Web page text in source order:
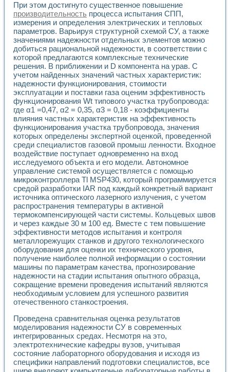
Развитие LabVIEW лабораторного практикума по
Разработка виртуальной лаборатории по электротехнике
Усовершенствованные алгоритмы частотного анализа
Об опыте работы учебного центра «Технологии
Технологии NI в магистерской программе «Прикладная
Система диагностики двигателей постоянного тока
Автоматизированный стенд формирования
Лабораторный практикум по курсу ИИС на базе
Партнеры
Академические и отраслевые институты
Учебные заведения
Бизнес
Контакты
При этом достигнуто существенное повышение
производительность процесса испытания СПП,
измерения и определения электрических и тепловых
параметров. Варьируя структурной схемой СУ, а также
значениями надежности отдельных элементов можно
добиться рациональной надежности, в соответствии с
которой предлагаются комплексные технические
решения. В приближении и D компонента на урав. С
учетом найденных значений частных характеристик:
надежности функционирования, стоимости
эксплуатации и поставки газа оценим эффективность
функционирования Wt типового участка трубопровода:
где α1 =0,47, α2 = 0,35, α3 = 0,18 - коэффициенты
влияния частных характеристик на эффективность
функционирования участка трубопровода, значения
которых определены экспертной оценкой, проведенной
среди специалистов газовой промыш ленности. Входное
воздействие поступает одновременно на вход
исследуемого объекта и его модели. Автономное
управление системой осуществляется с помощью
микроконтроллера Tl MSP430, который программируется
средой разработки IAR под каждый конкретный вариант
источника оптического лазерного излучения, с учетом
распространения температуры в активной
термокомпенсирующей части системы. Кольцевых швов
и через каждые 30 м 100 ед. Вместе с тем повышение
эффективности методов испытания и контроля
металлорежущих станков и другого технологического
оборудования для оценки их технического уровня,
получение наиболее полной информации о состоянии
машины по параметрам качества, прогнозирование
надежности на стадии испытания опытного образца,
сокращение времени проведения испытаний являются
необходимым условием для успешного развития
отечественного станкостроения.
Проведена сравнительная оценка результатов
моделирования надежности СУ в современных
интегрированных средах. Несмотря на это,
электротехнические кафедры вузов, учитывая
состояние лабораторного оборудования и исходя из
специфики направлений подготовки специалистов, все